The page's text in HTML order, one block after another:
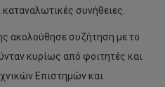
συνήθειες.
ακολούθησε συζήτηση με το
κυρίως από φοιτητές και
Επιστημών και